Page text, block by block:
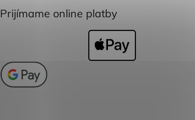
Prijímame online platby